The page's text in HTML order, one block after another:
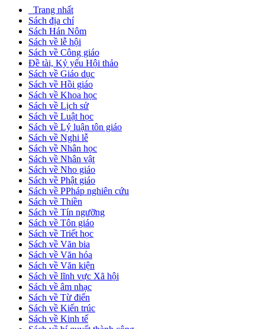
Trang nhất
Sách địa chí
Sách Hán Nôm
Sách về lễ hội
Sách về Công giáo
Đề tài, Kỷ yếu Hội thảo
Sách về Giáo dục
Sách về Hồi giáo
Sách về Khoa học
Sách về Lịch sử
Sách về Luật học
Sách về Lý luận tôn giáo
Sách về Nghi lễ
Sách về Nhân học
Sách về Nhân vật
Sách về Nho giáo
Sách về Phật giáo
Sách về PPháp nghiên cứu
Sách về Thiền
Sách về Tín ngưỡng
Sách về Tôn giáo
Sách về Triết học
Sách về Văn bia
Sách về Văn hóa
Sách về Văn kiện
Sách về lĩnh vực Xã hội
Sách về âm nhạc
Sách về Từ điển
Sách về Kiến trúc
Sách về Kinh tế